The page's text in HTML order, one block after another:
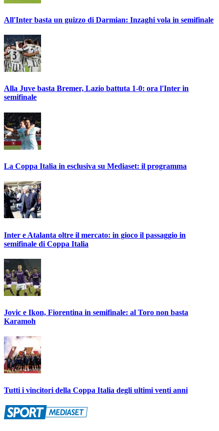
All'Inter basta un guizzo di Darmian: Inzaghi vola in semifinale
Alla Juve basta Bremer, Lazio battuta 1-0: ora l'Inter in
semifinale
La Coppa Italia in esclusiva su Mediaset: il programma
Inter e Atalanta oltre il mercato: in gioco il passaggio in
semifinale di Coppa Italia
Jovic e Ikon, Fiorentina in semifinale: al Toro non basta
Karamoh
Tutti i vincitori della Coppa Italia degli ultimi venti anni